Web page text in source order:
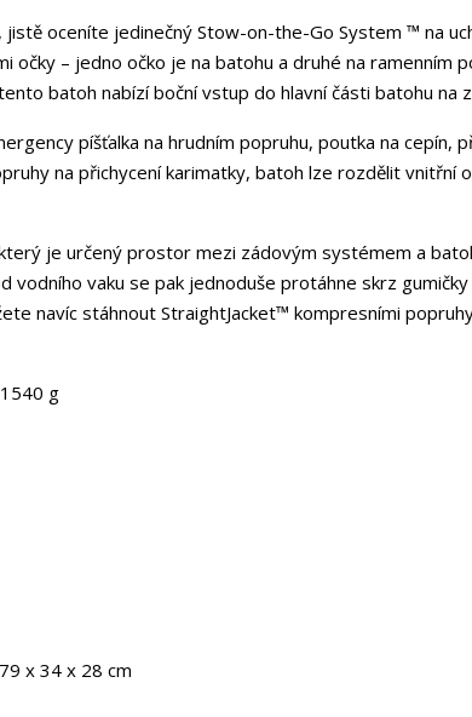
oceníte jedinečný Stow-on-the-Go System ™ na
očky – jedno očko je na batohu a druhé na ramenním
batoh nabízí boční vstup do hlavní části batohu na
píšťalka na hrudním popruhu, poutka na cepín,
na přichycení karimatky, batoh lze rozdělit vnitřní
je určený prostor mezi zádovým systémem a
vodního vaku se pak jednoduše protáhne skrz
navíc stáhnout StraightJacket™ kompresními
g
x 34 x 28 cm